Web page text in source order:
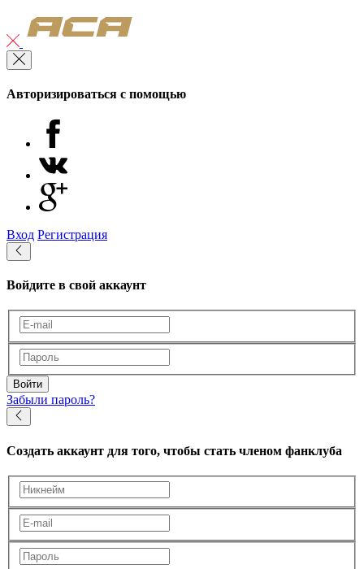
Авторизироваться с помощью
Вход Регистрация
Войдите в свой аккаунт
Войти
Забыли пароль?
Создать аккаунт для того, чтобы стать членом фанклуба